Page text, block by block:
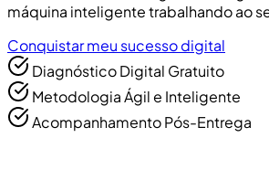
máquina inteligente trabalhando ao
Conquistar meu sucesso digital
Diagnóstico Digital Gratuito
Metodologia Ágil e Inteligente
Acompanhamento Pós-Entrega